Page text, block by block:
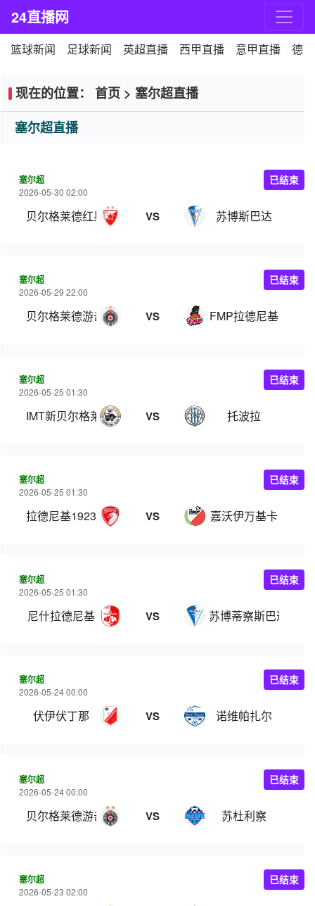
24直播网
篮球新闻 足球新闻 英超直播 西甲直播 意甲直播 德
现在的位置： 首页 > 塞尔超直播
塞尔超直播
塞尔超
2026-05-30 02:00
贝尔格莱德红星 VS 苏博斯巴达
已结束
塞尔超
2026-05-29 22:00
贝尔格莱德游击 VS FMP拉德尼基
已结束
塞尔超
2026-05-25 01:30
IMT新贝尔格莱德 VS 托波拉
已结束
塞尔超
2026-05-25 01:30
拉德尼基1923 VS 嘉沃伊万基卡
已结束
塞尔超
2026-05-25 01:30
尼什拉德尼基 VS 苏博蒂察斯巴达克
已结束
塞尔超
2026-05-24 00:00
伏伊伏丁那 VS 诺维帕扎尔
已结束
塞尔超
2026-05-24 00:00
贝尔格莱德游击 VS 苏杜利察
已结束
塞尔超
2026-05-23 02:00
已结束